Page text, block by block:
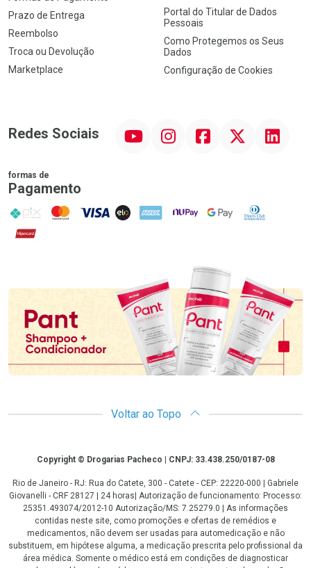
Prazo de Entrega
Reembolso
Troca ou Devolução
Marketplace
Portal do Titular de Dados
Pessoais
Como Protegemos os Seus
Dados
Configuração de Cookies
Redes Sociais InstagramFacebook Linkedin
formas de
Pagamento
PIX MasterCard
VISA ELO AMEX NuPay Google PayDiners Club
Hipercard
Promoção em Destaque
Voltar ao Topo
CopyrightCopyright © Drogarias Pacheco | CNPJ: 33.438.250/0187-08
Rio de Janeiro - RJ: Rua do Catete, 300 - Catete - CEP: 22220-000 | Gabriele
Giovanelli - CRF 28127 | 24 horas| Autorização de funcionamento: Processo:
25351.493074/2012-10 Autorização/MS: 7.25279.0 | As informações
contidas neste site, como promoções e ofertas de remédios e
medicamentos, não devem ser usadas para automedicação e não
substituem, em hipótese alguma, a medicação prescrita pelo profissional da
área médica. Somente o médico está em condições de diagnosticar